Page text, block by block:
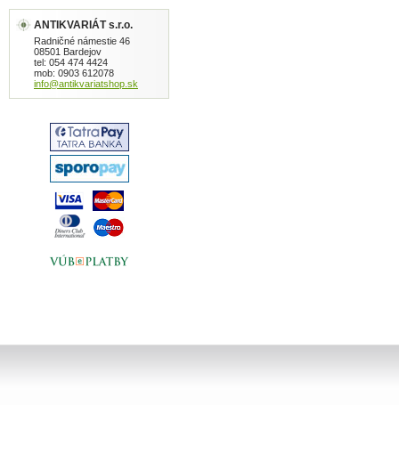
ANTIKVARIÁT s.r.o.
Radničné námestie 46
08501 Bardejov
tel: 054 474 4424
mob: 0903 612078
info@antikvariatshop.sk